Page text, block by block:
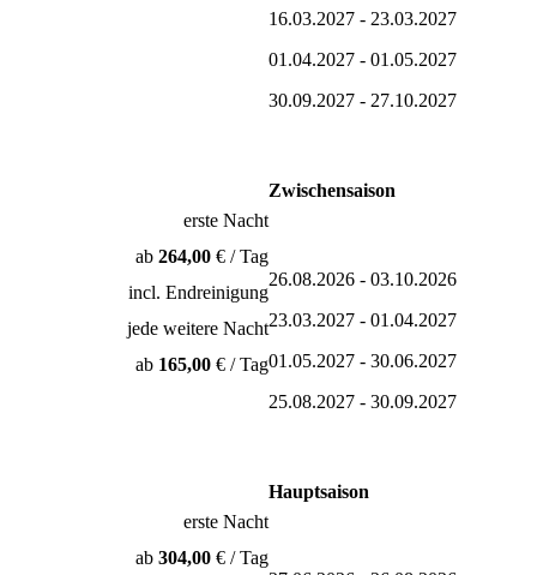
16.03.2027 - 23.03.2027
01.04.2027 - 01.05.2027
30.09.2027 - 27.10.2027
erste Nacht
ab 264,00€ / Tag
incl. Endreinigung
jede weitere Nacht
ab 165,00€ / Tag
Zwischensaison
26.08.2026 - 03.10.2026
23.03.2027 - 01.04.2027
01.05.2027 - 30.06.2027
25.08.2027 - 30.09.2027
erste Nacht
ab 304,00€ / Tag
Hauptsaison